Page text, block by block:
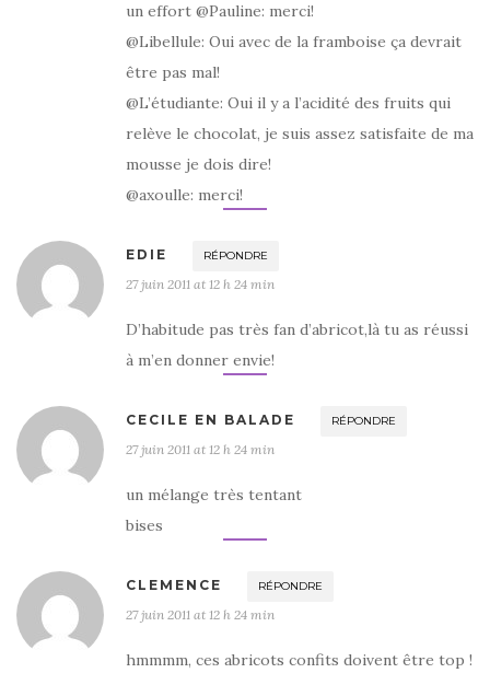
un effort @Pauline: merci!
@Libellule: Oui avec de la framboise ça devrait
être pas mal!
@L’étudiante: Oui il y a l’acidité des fruits qui
relève le chocolat, je suis assez satisfaite de ma
mousse je dois dire!
@axoulle: merci!
EDIE RÉPONDRE
27 juin 2011 at 12 h 24 min
D’habitude pas très fan d’abricot,là tu as réussi
à m’en donner envie!
CECILE EN BALADE RÉPONDRE
27 juin 2011 at 12 h 24 min
un mélange très tentant
bises
CLEMENCE RÉPONDRE
27 juin 2011 at 12 h 24 min
hmmmm, ces abricots confits doivent être top !